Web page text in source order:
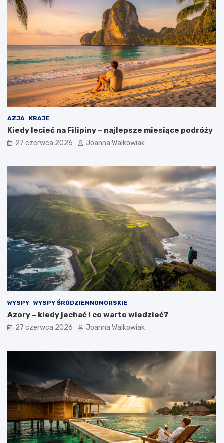
AZJA KRAJE
Kiedy lecieć na Filipiny – najlepsze miesiące podróży
27 czerwca 2026 Joanna Walkowiak
WYSPY WYSPY ŚRÓDZIEMNOMORSKIE
Azory – kiedy jechać i co warto wiedzieć?
27 czerwca 2026 Joanna Walkowiak